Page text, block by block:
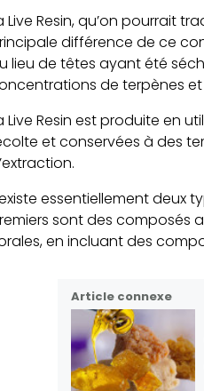
Live Resin, qu’on pourrait
différence de ce
lieu de têtes ayant été
de terpènes
Live Resin est produite en
et conservées à des
essentiellement deux
sont des composés
en incluant des
Article connexe